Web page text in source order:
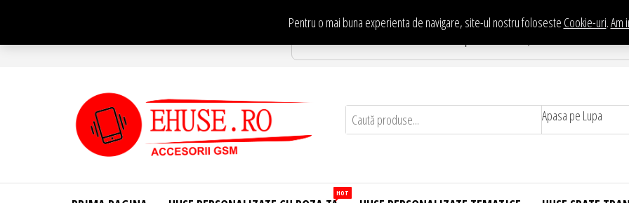
conținut
Pentru o mai buna experienta de navigare, site-ul nostru foloseste Cookie-uri.Am
Te asteptam in Showroom eHuse.ro
Site Oficial .
Huse
Apasa pe Lupa
HOT